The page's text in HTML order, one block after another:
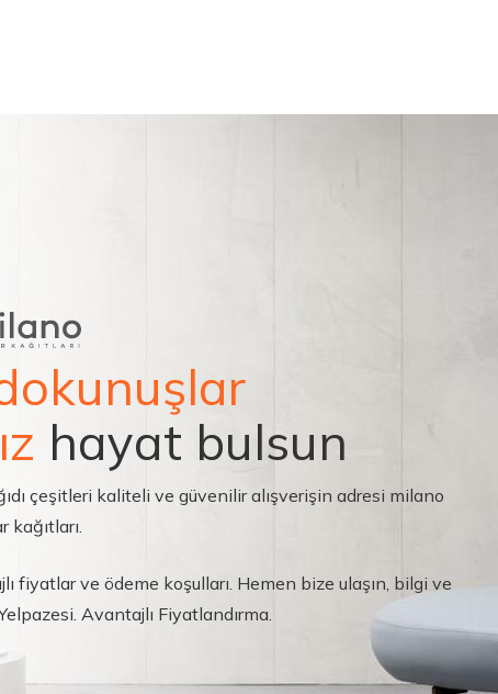
hayat bulsun
çeşitleri kaliteli ve güvenilir alışverişin adresi milano
kağıtları.
fiyatlar ve ödeme koşulları. Hemen bize ulaşın, bilgi ve
Avantajlı Fiyatlandırma.